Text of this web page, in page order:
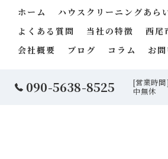
090-5638-8525
[営業時
中無休
ホーム ハウスクリーニングあら
よくある質問
当社の特徴 西尾
会社概要
ブログ コラム お